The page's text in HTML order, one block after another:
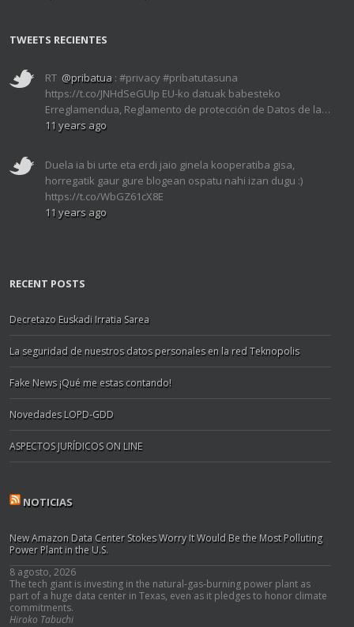
TWEETS RECIENTES
RT @pribatua : #privacy #pribatutasuna
https://t.co/JNHdSeGUIp EU-ko datuak babesteko
Erreglamendua, Reglamento de protección de Datos de la…
11 years ago
Duela ia bi urte eta erdi jaio ginela kooperatiba gisa,
horregatik gaur gure blogean ospatu nahi izan dugu :)
https://t.co/WbGZ61cX8E
11 years ago
RECENT POSTS
Decretazo Euskadi Irratia Sarea
La seguridad de nuestros datos personales en la red Teknopolis
Fake News ¡Qué me estas contando!
Novedades LOPD-GDD
ASPECTOS JURÍDICOS ON LINE
NOTICIAS
New Amazon Data Center Stokes Worry It Would Be the Most Polluting
Power Plant in the U.S.
8 agosto, 2026
The tech giant is investing in the natural-gas-burning power plant as
part of a huge data center in Texas, even as it pledges to honor climate
commitments.
Hiroko Tabuchi